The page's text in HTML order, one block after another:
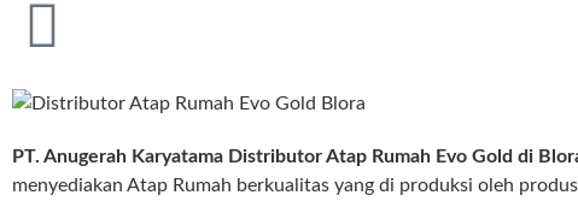
PT. Anugerah Karyatama Distributor Atap Rumah Evo Gold di
menyediakan Atap Rumah berkualitas yang di produksi oleh